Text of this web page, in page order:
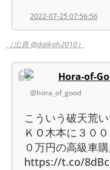
2022-07-25 07:56:56
（出典 @daikoh2010）
Hora-of-
@hora_of_good
こういう破天荒
ＫＯ木本に３０
０万円の高級車
https://t.co/